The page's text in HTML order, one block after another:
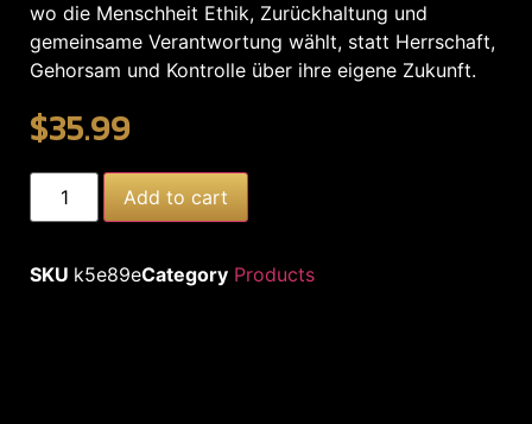
wo die Menschheit Ethik, Zurückhaltung und
gemeinsame Verantwortung wählt, statt Herrschaft,
Gehorsam und Kontrolle über ihre eigene Zukunft.
$35.99
Add to cart
SKU k5e89eCategory Products